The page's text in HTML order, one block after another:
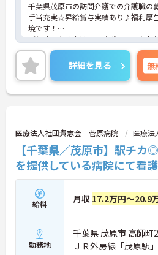
千葉県茂原市の訪問介護での介護職の
手当充実☆昇給賞与実績あり♪福利厚
境です！
ご興味のある方は、面接ポイントをお
で、お気軽にご連絡ください。
詳細を見る 無
医療法人社団貴志会 菅原病院 医療
【千葉県／茂原市】駅チ
を提供している病院にて看
給料 月収 17.2万円～20.9
勤務地
千葉県 茂原市 高師町
ＪＲ外房線「茂原駅